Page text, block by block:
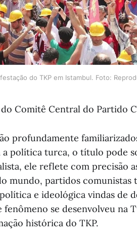
do TKP em Istambul. Foto:
Comitê Central do Partido
profundamente
a política turca, o título pode
ele reflete com precisão
mundo, partidos comunistas
e ideológica vindas de
se desenvolveu na
histórica do TKP.